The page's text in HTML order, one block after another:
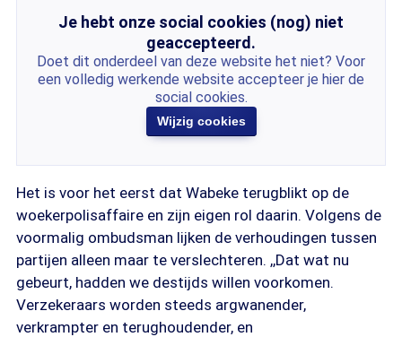
Je hebt onze social cookies (nog) niet
geaccepteerd.
Doet dit onderdeel van deze website het niet? Voor
een volledig werkende website accepteer je hier de
social cookies.
Wijzig cookies
Het is voor het eerst dat Wabeke terugblikt op de
woekerpolisaffaire en zijn eigen rol daarin. Volgens de
voormalig ombudsman lijken de verhoudingen tussen
partijen alleen maar te verslechteren. ,,Dat wat nu
gebeurt, hadden we destijds willen voorkomen.
Verzekeraars worden steeds argwanender,
verkrampter en terughoudender, en